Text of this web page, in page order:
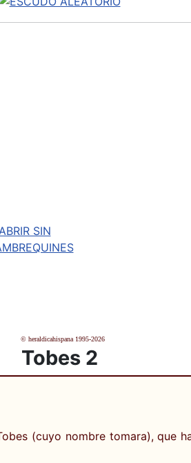
© heraldicahispana 1995-2026
Tobes 2
(cuyo nombre tomara), que